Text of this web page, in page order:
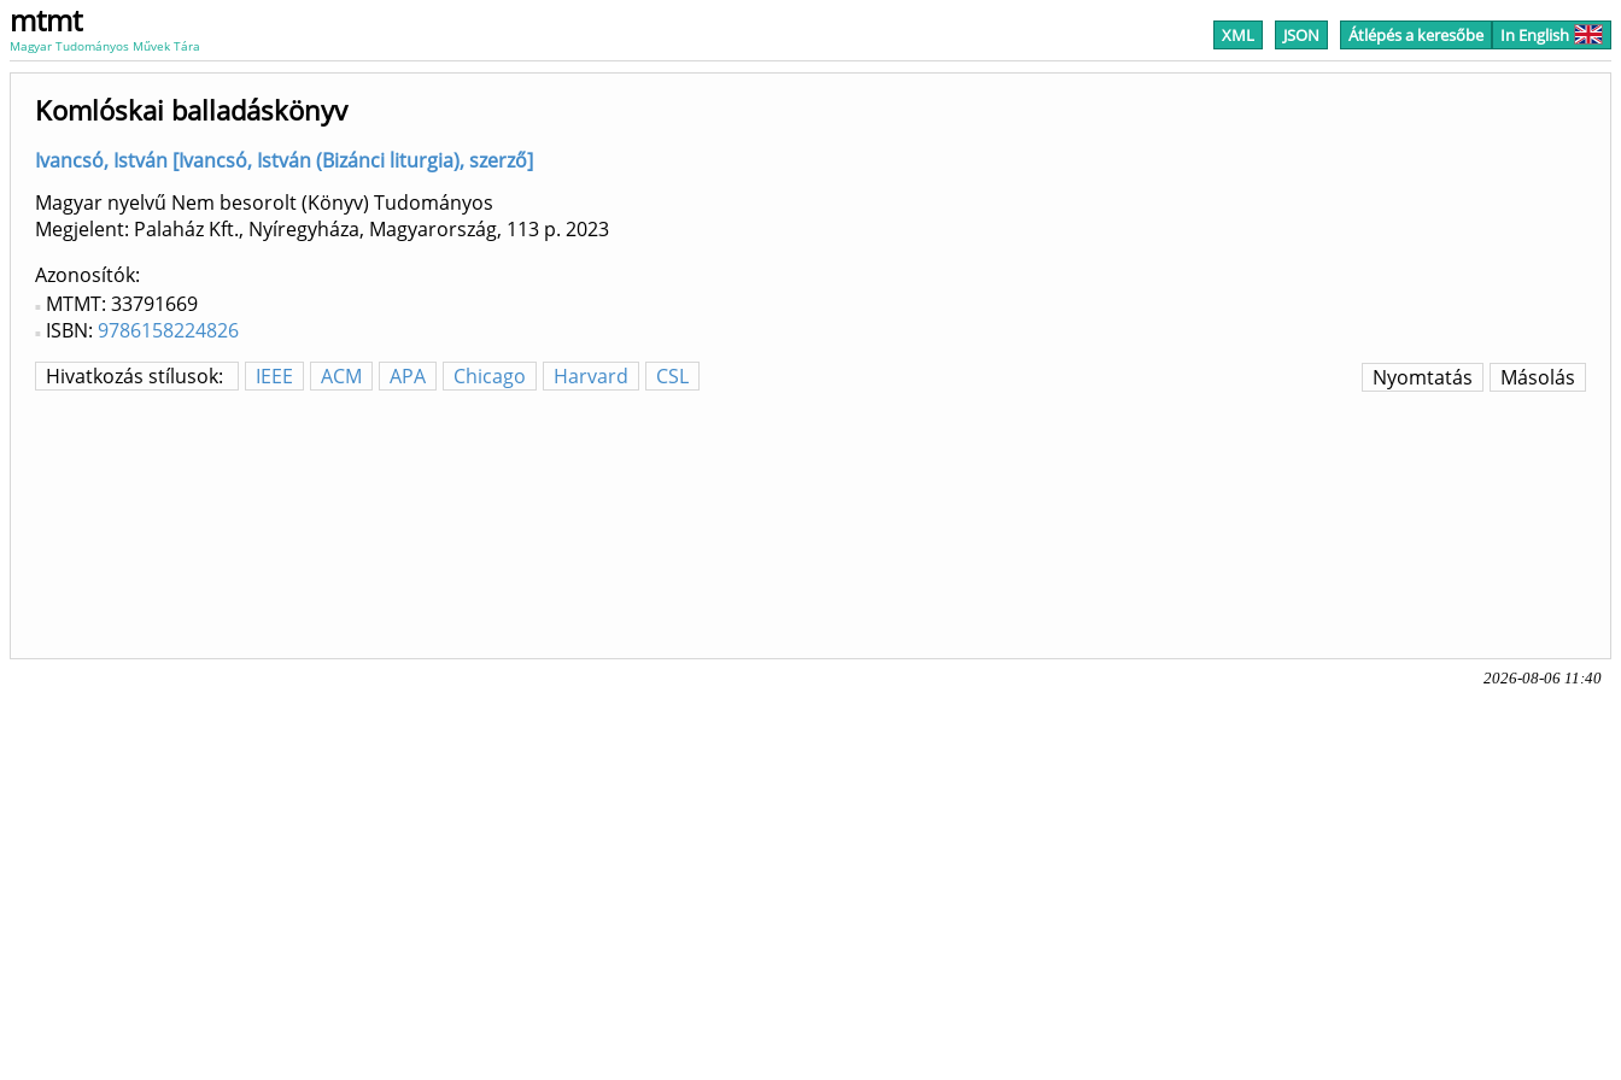
mtmt
Magyar Tudományos Művek Tára XML JSON Átlépés a keresőbe In English
Komlóskai balladáskönyv
Ivancsó, István [Ivancsó, István (Bizánci liturgia), szerző]
Magyar nyelvű Nem besorolt (Könyv) Tudományos
Megjelent: Palaház Kft., Nyíregyháza, Magyarország, 113 p. 2023
Azonosítók
MTMT: 33791669
ISBN: 9786158224826
Hivatkozás stílusok:
IEEE ACM APA Chicago Harvard CSL Másolás
Nyomtatás
2026-08-06 11:40